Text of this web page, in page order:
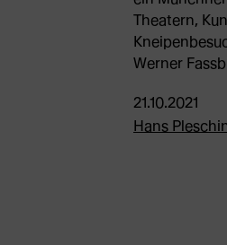
Theatern,
Werner
21.10.2021
Hans